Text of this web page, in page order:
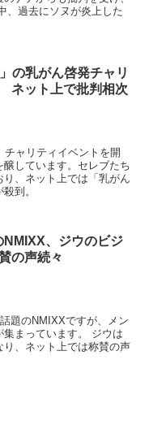
、過去にソヌが炎上した
の乳がん啓発チャリ
ネット上で批判相次
チャリティイベントを開
しています。セレブたち
、ネット上では「乳がん
到。
NMIXX、ジウのビジ
の声続々
題のNMIXXですが、メン
まっています。 ジウは
、ネット上では称賛の声